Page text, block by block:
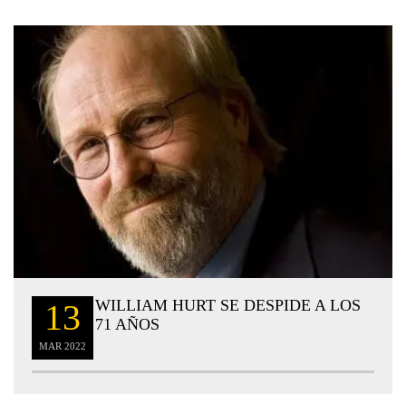
13
MAR 2022
WILLIAM HURT SE DESPIDE A LOS
71 AÑOS